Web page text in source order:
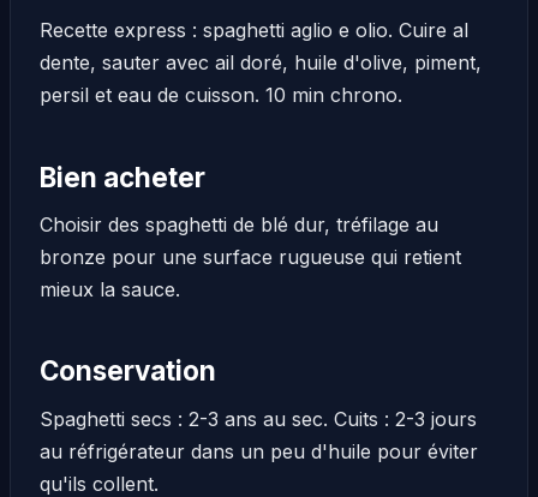
Recette express : spaghetti aglio e olio. Cuire al
dente, sauter avec ail doré, huile d'olive, piment,
persil et eau de cuisson. 10 min chrono.
Bien acheter
Choisir des spaghetti de blé dur, tréfilage au
bronze pour une surface rugueuse qui retient
mieux la sauce.
Conservation
Spaghetti secs : 2-3 ans au sec. Cuits : 2-3 jours
au réfrigérateur dans un peu d'huile pour éviter
qu'ils collent.